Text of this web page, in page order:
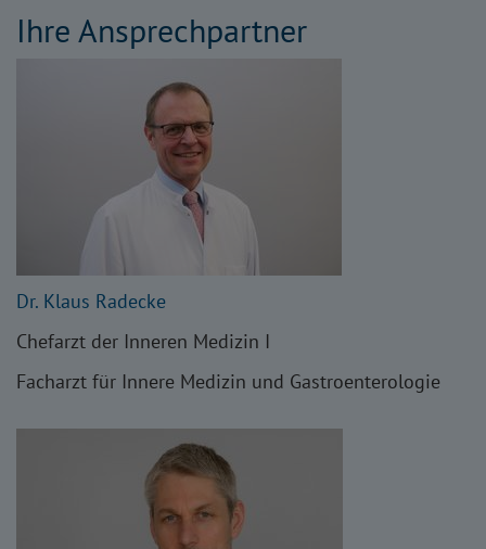
Ihre Ansprechpartner
Dr. Klaus Radecke
Chefarzt der Inneren Medizin I
Facharzt für Innere Medizin und Gastroenterologie